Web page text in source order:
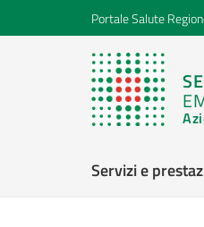
Portale Salute
Servizi e